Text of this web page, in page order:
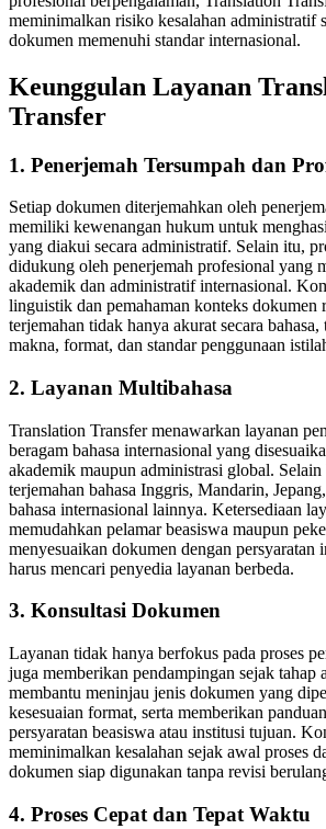
meminimalkan risiko kesalahan administratif
dokumen memenuhi standar internasional.
Keunggulan Layanan
Transfer
1. Penerjemah Tersumpah dan
Setiap dokumen diterjemahkan oleh
memiliki kewenangan hukum untuk
yang diakui secara administratif. Selain itu,
didukung oleh penerjemah profesional yang
akademik dan administratif internasional.
linguistik dan pemahaman konteks dokumen
terjemahan tidak hanya akurat secara bahasa,
makna, format, dan standar penggunaan
2. Layanan Multibahasa
Translation Transfer menawarkan layanan
beragam bahasa internasional yang
akademik maupun administrasi global. Selain
terjemahan bahasa Inggris, Mandarin,
bahasa internasional lainnya. Ketersediaan
memudahkan pelamar beasiswa maupun
menyesuaikan dokumen dengan persyaratan
harus mencari penyedia layanan berbeda.
3. Konsultasi Dokumen
Layanan tidak hanya berfokus pada proses
juga memberikan pendampingan sejak tahap
membantu meninjau jenis dokumen yang
kesesuaian format, serta memberikan
persyaratan beasiswa atau institusi tujuan.
meminimalkan kesalahan sejak awal proses
dokumen siap digunakan tanpa revisi
4. Proses Cepat dan Tepat Waktu